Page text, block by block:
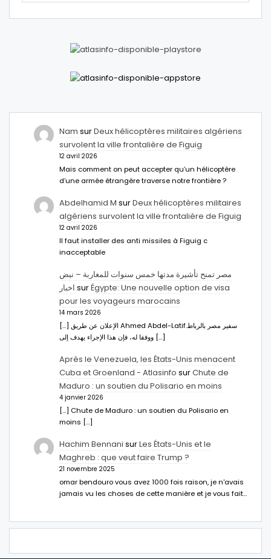
Nam surDeux hélicoptères militaires algériens
survolent la ville frontalière de Figuig
12 avril 2026
Mais comment on peut accepter qu’un hélicoptère
d’une armée étrangère traverse notre frontière ?
Abdelhamid M surDeux hélicoptères militaires
algériens survolent la ville frontalière de Figuig
12 avril 2026
Il faut installer des anti missiles à Figuig c
inacceptable
مصر تمنح تأشيرة مدتها خمس سنوات للمغاربة – نبض
اخبار surÉgypte: Une nouvelle option de visa
pour les voyageurs marocains
14 mars 2026
[…] الإعلان عن طريق Ahmed Abdel-Latifسفير مصر بالرباط.
ووفقا له، فإن هذا الإجراء يهدف إلى […]
Après le Venezuela, les États-Unis menacent
Cuba et Groenland - Atlasinfo surChute de
Maduro : un soutien du Polisario en moins
4 janvier 2026
[…] Chute de Maduro : un soutien du Polisario en
moins […]
Hachim Bennani surLes États-Unis et le
Maghreb : que veut faire Trump ?
21 novembre 2025
omar bendouro vous avez 1000 fois raison, je n'avais
jamais vu les choses de cette manière et je vous fait…